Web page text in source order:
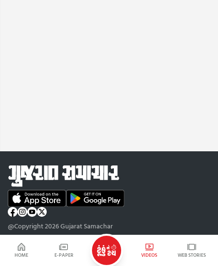
HOME E-PAPER VIDEOS WEB STORIES
@Copyright 2026 Gujarat Samachar